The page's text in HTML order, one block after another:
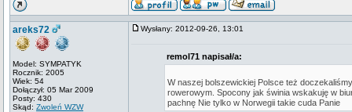
areks72
Model: SYMPATYK
Rocznik: 2005
Wiek: 54
Dołączył: 05 Mar 2009
Posty: 430
Skąd: Zwoleń WZW
Wysłany: 2012-09-26, 13:01
remol71 napisał/a:
W naszej bolszewickiej Polsce też
rowerowym. Spocony jak świnia wskakuję w
pachnę Nie tylko w Norwegii takie cuda Panie